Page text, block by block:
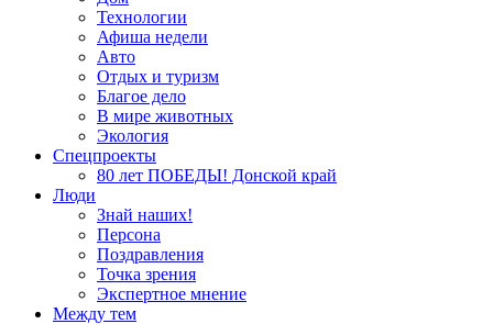
Технологии
Афиша недели
Авто
Отдых и туризм
Благое дело
В мире животных
Экология
Спецпроекты
80 лет ПОБЕДЫ! Донской край
Люди
Знай наших!
Персона
Поздравления
Точка зрения
Экспертное мнение
Между тем